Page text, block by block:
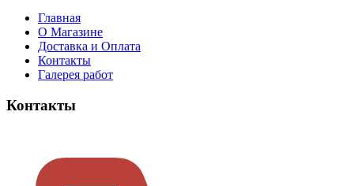
Главная
О Магазине
Доставка и Оплата
Контакты
Галерея работ
Контакты